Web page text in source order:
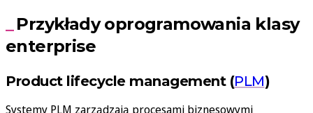
Przykłady oprogramowania klasy
enterprise
Product lifecycle management (PLM)
Systemy PLM zarządzają procesami biznesowymi